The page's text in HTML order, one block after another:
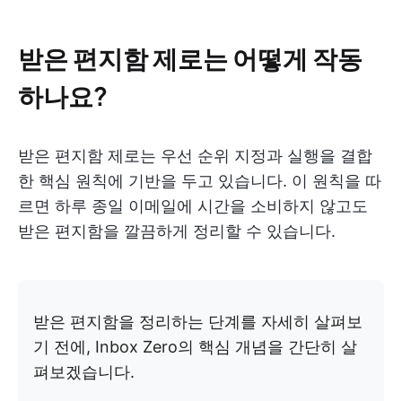
받은 편지함 제로는 어떻게 작동
하나요?
받은 편지함 제로는 우선 순위 지정과 실행을 결합
한 핵심 원칙에 기반을 두고 있습니다. 이 원칙을 따
르면 하루 종일 이메일에 시간을 소비하지 않고도
받은 편지함을 깔끔하게 정리할 수 있습니다.
받은 편지함을 정리하는 단계를 자세히 살펴보
기 전에, Inbox Zero의 핵심 개념을 간단히 살
펴보겠습니다.